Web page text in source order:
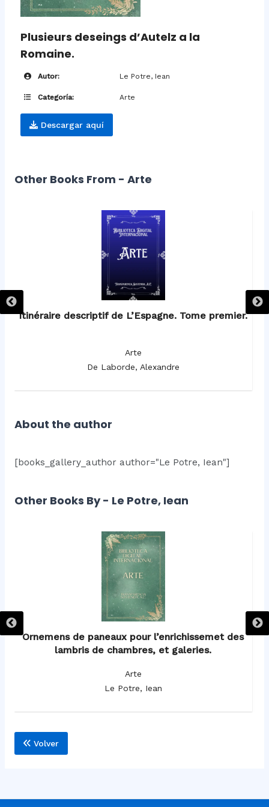
Plusieurs deseings d’Autelz a la
Romaine.
Autor: Le Potre, Iean
Categoría: Arte
Descargar aquí
Other Books From - Arte
Itinéraire descriptif de L’Espagne. Tome premier.
Arte
De Laborde, Alexandre
About the author
[books_gallery_author author="Le Potre, Iean"]
Other Books By - Le Potre, Iean
Ornemens de paneaux pour l’enrichissemet des
lambris de chambres, et galeries.
Arte
Le Potre, Iean
Volver